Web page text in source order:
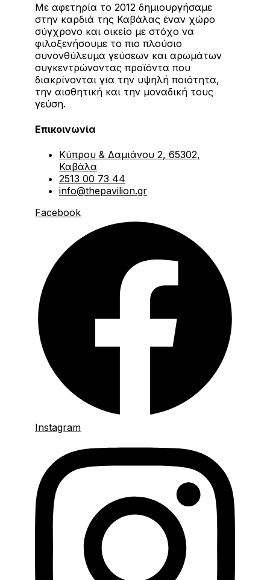
Με αφετηρία το 2012 δημιουργήσαμε
στην καρδιά της Καβάλας έναν χώρο
σύγχρονο και οικείο με στόχο να
φιλοξενήσουμε το πιο πλούσιο
συνονθύλευμα γεύσεων και αρωμάτων
συγκεντρώνοντας προϊόντα που
διακρίνονται για την υψηλή ποιότητα,
την αισθητική και την μοναδική τους
γεύση.
Επικοινωνία
Κύπρου & Δαμιάνου 2, 65302,
Καβάλα
2513 00 73 44
info@thepavilion.gr
Facebook
Instagram